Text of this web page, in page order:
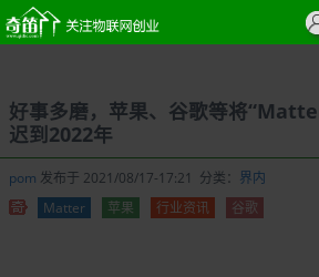
好事多磨，苹果、谷歌等将
迟到2022年
pom 发布于 2021/08/17-17:21 分类： 界内
Matter
苹果 行业资讯 谷歌